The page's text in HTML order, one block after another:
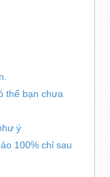
thể bạn chưa
ý
100% chỉ sau